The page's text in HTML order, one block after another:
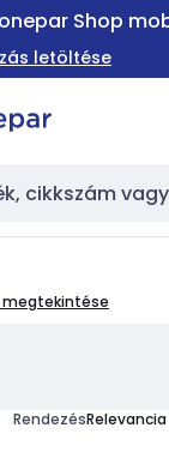
a
Shop
letöltése
megtekintése
Rendezés